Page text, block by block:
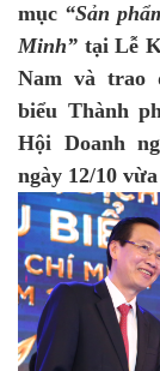
mục “Sản
Minh” tại Lễ
Nam và trao
biểu Thành
Hội Doanh
ngày 12/10